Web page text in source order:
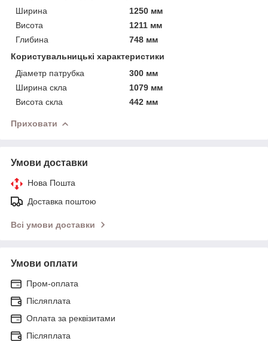
Ширина
1250 мм
Висота
1211 мм
Глибина
748 мм
Користувальницькі характеристики
Діаметр патрубка
300 мм
Ширина скла
1079 мм
Висота скла
442 мм
Приховати
Умови доставки
Нова Пошта
Доставка поштою
Всі умови доставки
Умови оплати
Пром-оплата
Післяплата
Оплата за реквізитами
Післяплата